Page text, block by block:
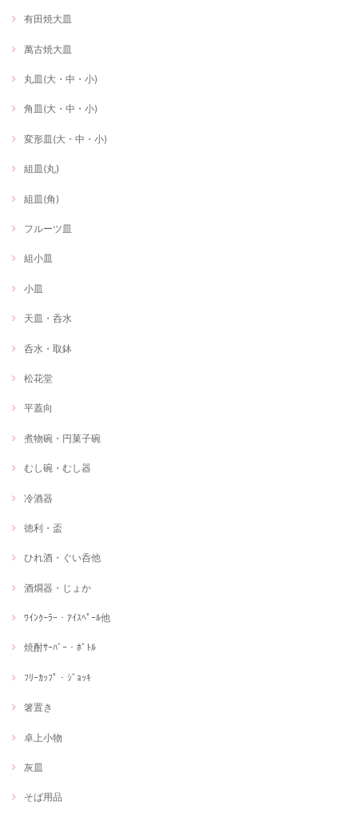
有田焼大皿
萬古焼大皿
丸皿(大・中・小)
角皿(大・中・小)
変形皿(大・中・小)
組皿(丸)
組皿(角)
フルーツ皿
組小皿
小皿
天皿・呑水
呑水・取鉢
松花堂
平蓋向
煮物碗・円菓子碗
むし碗・むし器
冷酒器
徳利・盃
ひれ酒・ぐい呑他
酒燗器・じょか
ﾜｲﾝｸｰﾗｰ・ｱｲｽﾍﾟｰﾙ他
焼酎ｻｰﾊﾞｰ・ﾎﾞﾄﾙ
ﾌﾘｰｶｯﾌﾟ・ｼﾞｮｯｷ
箸置き
卓上小物
灰皿
そば用品